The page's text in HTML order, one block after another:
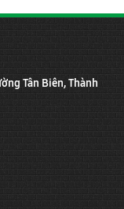
Tân Biên, Thành